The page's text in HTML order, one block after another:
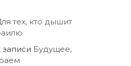
тех, кто дышит
записи Будущее,